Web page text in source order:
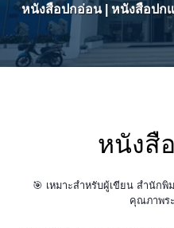
หนังสือปกอ่อน | หนังสือปก
หนังสือ
🎯 เหมาะสำหรับผู้เขียน สำนัก
คุณภาพร